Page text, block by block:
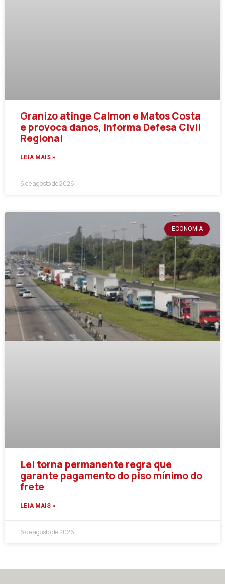
Granizo atinge Calmon e Matos Costa
e provoca danos, informa Defesa Civil
Regional
LEIA MAIS »
6 de agosto de 2026
ECONOMIA
Lei torna permanente regra que
garante pagamento do piso mínimo do
frete
LEIA MAIS »
6 de agosto de 2026